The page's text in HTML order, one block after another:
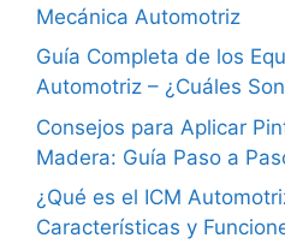
Mecánica Automotriz
Guía Completa de los
Automotriz – ¿Cuáles
Consejos para Aplicar
Madera: Guía Paso a
¿Qué es el ICM
Características y